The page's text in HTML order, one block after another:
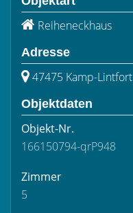
Reiheneckhaus
Adresse
47475 Kamp-Lintfort
Objektdaten
Objekt-Nr.
166150794-qrP948
Zimmer
5